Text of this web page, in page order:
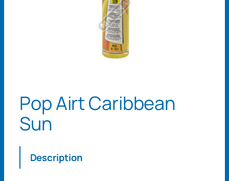
Pop Airt Caribbean
Sun
Description